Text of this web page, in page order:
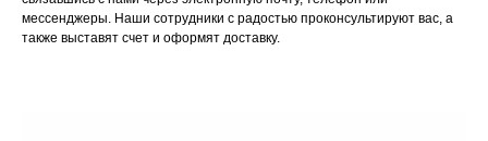
мессенджеры. Наши сотрудники с радостью проконсультируют вас, а
также выставят счет и оформят доставку.